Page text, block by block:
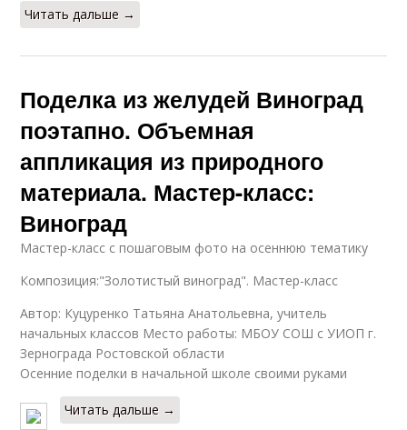
Читать дальше →
Поделка из желудей Виноград
поэтапно. Объемная
аппликация из природного
материала. Мастер-класс:
Виноград
Мастер-класс с пошаговым фото на осеннюю тематику
Композиция:"Золотистый виноград". Мастер-класс
Автор: Куцуренко Татьяна Анатольевна, учитель
начальных классов Место работы: МБОУ СОШ с УИОП г.
Зернограда Ростовской области
Осенние поделки в начальной школе своими руками
Читать дальше →